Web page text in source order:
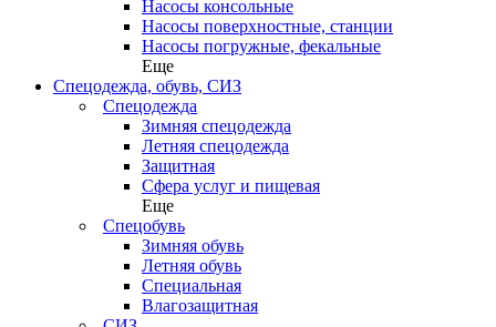
Насосы консольные
Насосы поверхностные, станции
Насосы погружные, фекальные
Еще
Спецодежда, обувь, СИЗ
Спецодежда
Зимняя спецодежда
Летняя спецодежда
Защитная
Сфера услуг и пищевая
Еще
Спецобувь
Зимняя обувь
Летняя обувь
Специальная
Влагозащитная